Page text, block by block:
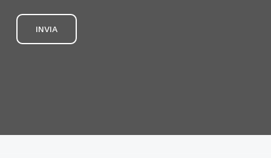
Patto di prova
Nullità del patto di prova.